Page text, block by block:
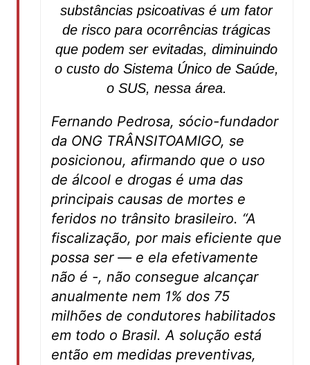
substâncias psicoativas é um fator
de risco para ocorrências trágicas
que podem ser evitadas, diminuindo
o custo do Sistema Único de Saúde,
o SUS, nessa área.
Fernando Pedrosa, sócio-fundador
da ONG TRÂNSITOAMIGO, se
posicionou, afirmando que o uso
de álcool e drogas é uma das
principais causas de mortes e
feridos no trânsito brasileiro. “A
fiscalização, por mais eficiente que
possa ser — e ela efetivamente
não é -, não consegue alcançar
anualmente nem 1% dos 75
milhões de condutores habilitados
em todo o Brasil. A solução está
então em medidas preventivas,